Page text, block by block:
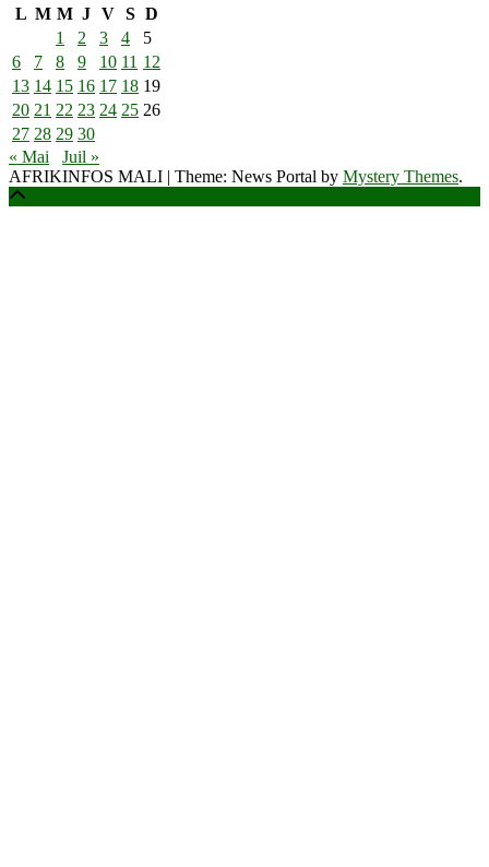
L M M J V S D
1
2 3 4
5
6
7 8 9 10 11 12
13 14 15 16 17 18 19
20 21 22 23 24 25 26
27 28 29 30
« Mai
Juil »
AFRIKINFOS MALI | Theme: News Portal by Mystery Themes.